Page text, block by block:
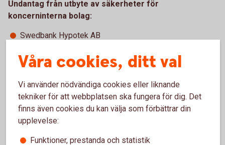
Undantag från utbyte av säkerheter för
koncerninterna bolag:
Swedbank Hypotek AB
Swedbank AS (Lettland)
Swedbank AB (Litauen)
Övergripande områden
Våra cookies, ditt val
Vi använder nödvändiga cookies eller liknande
tekniker för att webbplatsen ska fungera för dig. Det
finns även cookies du kan välja som förbättrar din
upplevelse:
Funktioner, prestanda och statistik